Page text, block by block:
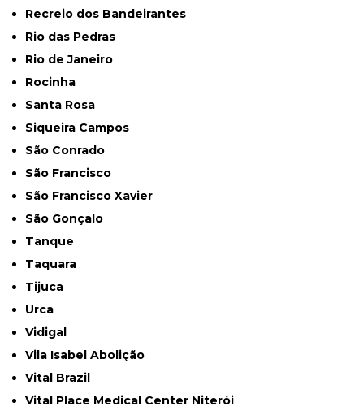
Recreio dos Bandeirantes
Rio das Pedras
Rio de Janeiro
Rocinha
Santa Rosa
Siqueira Campos
São Conrado
São Francisco
São Francisco Xavier
São Gonçalo
Tanque
Taquara
Tijuca
Urca
Vidigal
Vila Isabel Abolição
Vital Brazil
Vital Place Medical Center Niterói